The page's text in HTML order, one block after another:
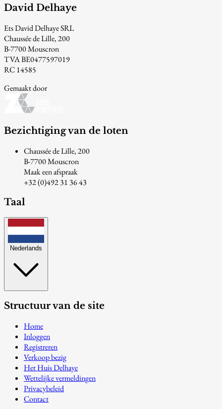
David Delhaye
Ets David Delhaye SRL
Chaussée de Lille, 200
B-7700 Mouscron
TVA BE0477597019
RC 14585
Gemaakt door
Bezichtiging van de loten
Chaussée de Lille, 200
B-7700 Mouscron
Maak een afspraak
+32 (0)492 31 36 43
Taal
Nederlands
Structuur van de site
Home
Inloggen
Registreren
Verkoop bezig
Het Huis Delhaye
Wettelijke vermeldingen
Privacybeleid
Contact